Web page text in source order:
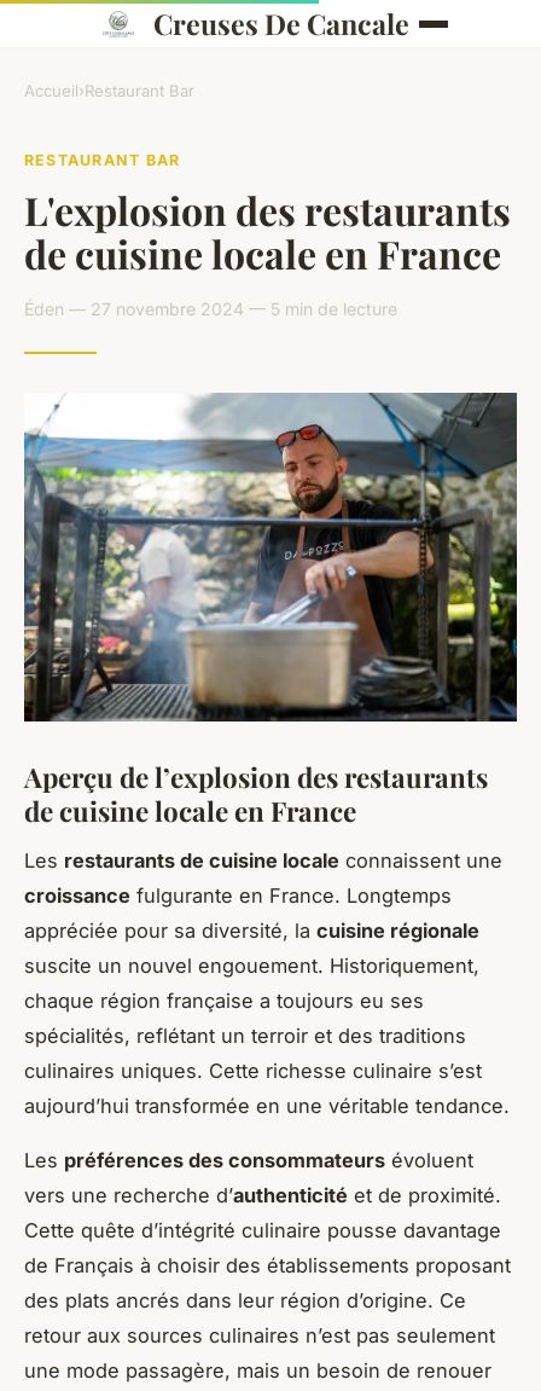
Creuses De Cancale
Accueil›Restaurant Bar
RESTAURANT BAR
L'explosion des restaurants
de cuisine locale en France
Éden — 27 novembre 2024 — 5 min de lecture
Aperçu de l’explosion des restaurants
de cuisine locale en France
Les restaurants de cuisine locale connaissent une
croissance fulgurante en France. Longtemps
appréciée pour sa diversité, la cuisine régionale
suscite un nouvel engouement. Historiquement,
chaque région française a toujours eu ses
spécialités, reflétant un terroir et des traditions
culinaires uniques. Cette richesse culinaire s’est
aujourd’hui transformée en une véritable tendance.
Les préférences des consommateurs évoluent
vers une recherche d’authenticité et de proximité.
Cette quête d’intégrité culinaire pousse davantage
de Français à choisir des établissements proposant
des plats ancrés dans leur région d’origine. Ce
retour aux sources culinaires n’est pas seulement
une mode passagère, mais un besoin de renouer